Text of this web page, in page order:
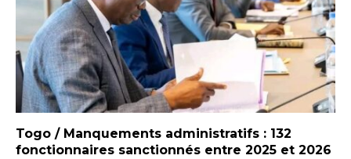
Togo / Manquements administratifs : 132
fonctionnaires sanctionnés entre 2025 et 2026